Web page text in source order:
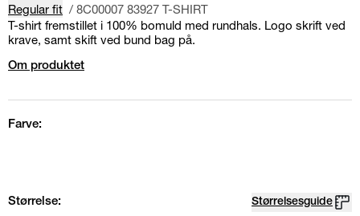
Regular fit / 8C00007 83927 T-SHIRT
T-shirt fremstillet i 100% bomuld med rundhals. Logo skrift ved
krave, samt skift ved bund bag på.
Om produktet
Farve:
Størrelse: Størrelsesguide